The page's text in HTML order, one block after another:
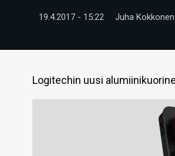
19.4.2017 - 15:22 Juha Kokkonen
Logitechin uusi